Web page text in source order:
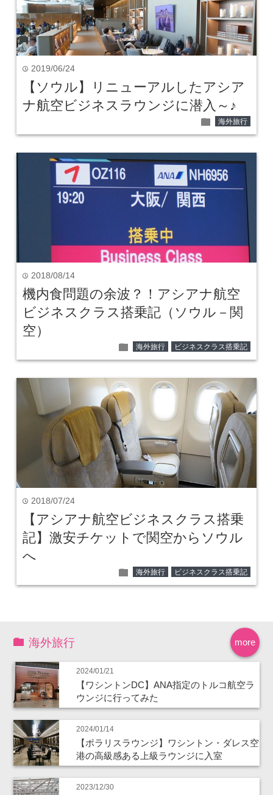
time 2019/06/24
【ソウル】リニューアルしたアシア
ナ航空ビジネスラウンジに潜入～♪
folder 海外旅行
time 2018/08/14
機内食問題の余波？！アシアナ航空
ビジネスクラス搭乗記（ソウル－関
空）
folder 海外旅行 ビジネスクラス搭乗記
time 2018/07/24
【アシアナ航空ビジネスクラス搭乗
記】激安チケットで関空からソウル
へ
folder 海外旅行 ビジネスクラス搭乗記
more
海外旅行
2024/01/21
【ワシントンDC】ANA指定のトルコ航空ラ
ウンジに行ってみた
2024/01/14
【ポラリスラウンジ】ワシントン・ダレス空
港の高級感ある上級ラウンジに入室
2023/12/30